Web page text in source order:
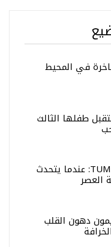
في المحيط
طفلها الثالث
تشكيلة AXIS من TUMI: عندما يتحدث
العصر
دهون القلب